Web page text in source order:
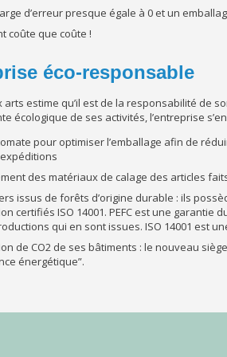
d’erreur presque égale à 0 et un
coûte que coûte !
éco-responsable
arts estime qu’il est de la responsabilité de
écologique de ses activités, l’entreprise
pour optimiser l’emballage afin de
des matériaux de calage des articles
issus de forêts d’origine durable : ils
certifiés ISO 14001. PEFC est une garantie
qui en sont issues. ISO 14001 est
de CO2 de ses bâtiments : le nouveau
énergétique”.